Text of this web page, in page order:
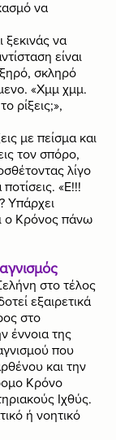
να
ξεκινάς να
είναι
σκληρό
«Χμμ χμμ.
ρίξεις;»,
με πείσμα και
τον σπόρο,
λίγο
«Ε!!!
Υπάρχει
ο Κρόνος πάνω
στο τέλος
εξαιρετικά
στο
έννοια της
που
και την
Κρόνο
Ιχθύς.
ή νοητικό